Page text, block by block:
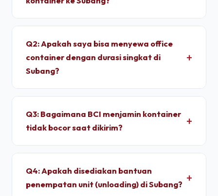
Untuk wilayah Subang, pengiriman standar dry
setelah proses administrasi selesai. Unit
dimobilisasi menggunakan armada truk trailer
langsung dari depo terpusat kami.
Q2: Apakah saya bisa menyewa office
container dengan durasi singkat di
Subang?
Ya, kami melayani penyewaan bulanan dengan
progresif yang lebih ekonomis jika Anda
hingga jangka panjang.
Q3: Bagaimana BCI menjamin kontainer
tidak bocor saat dikirim?
Setiap unit di depo kami wajib melalui pengujian
air bertekanan tinggi untuk memastikan dinding
panel baja corten dan karet pelindung pintu 100%
Q4: Apakah disediakan bantuan
penempatan unit (unloading) di Subang?